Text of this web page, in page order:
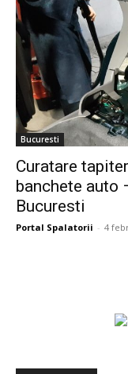
Bucuresti
Curatare
banchete auto
Bucuresti
Portal Spalatorii - 4